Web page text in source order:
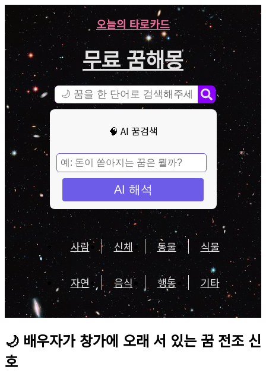
오늘의 타로카드
무료 꿈해몽
🧠 AI 꿈검색
AI 해석
사람 신체 동물 식물
자연 음식 행동 기타
🌙 배우자가 창가에 오래 서 있는 꿈 전조 신
호